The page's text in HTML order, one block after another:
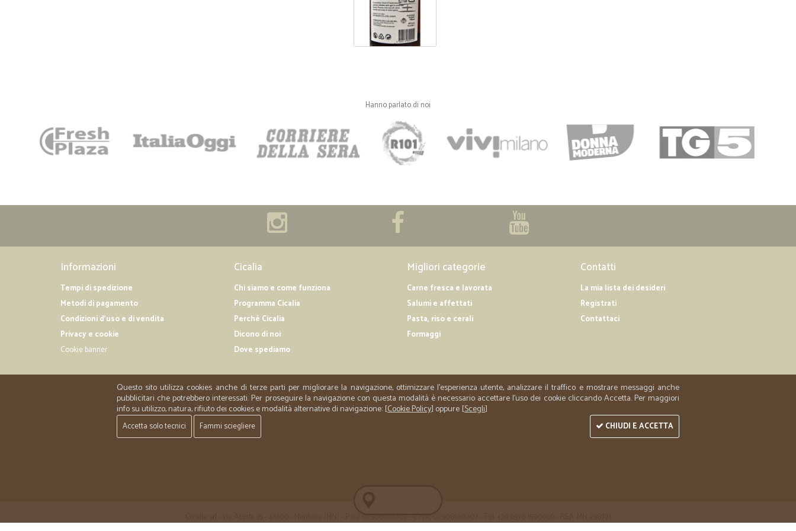
Hanno parlato di noi
Informazioni
Tempi di spedizione
Metodi di pagamento
Condizioni d'uso e di vendita
Privacy e cookie
Cookie banner
Cicalia
Chi siamo e come funziona
Programma Cicalia
Perché Cicalia
Dicono di noi
Dove spediamo
Migliori categorie
Carne fresca e lavorata
Salumi e affettati
Pasta, riso e cerali
Formaggi
Contatti
La mia lista dei desideri
Registrati
Contattaci
Questo sito utilizza cookies anche di terze parti per migliorare la navigazione, ottimizzare l'esperienza utente, analizzare il traffico e mostrare messaggi anche
pubblicitari che potrebbero interessati. Per proseguire la navigazione con questa modalità è necessario accettare l'uso dei cookie cliccando Accetta. Per maggiori
info su utilizzo, natura, rifiuto dei cookies e modalità alternative di navigazione: [Cookie Policy] oppure [Scegli]
Accetta solo tecnici Fammi sciegliere CHIUDI E ACCETTA